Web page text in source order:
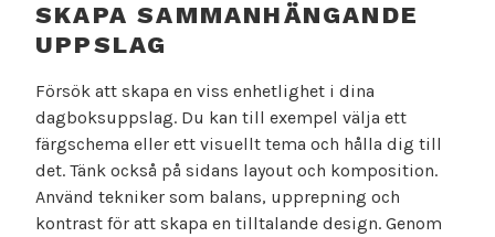
SKAPA SAMMANHÄNGANDE
UPPSLAG
Försök att skapa en viss enhetlighet i dina
dagboksuppslag. Du kan till exempel välja ett
färgschema eller ett visuellt tema och hålla dig till
det. Tänk också på sidans layout och komposition.
Använd tekniker som balans, upprepning och
kontrast för att skapa en tilltalande design. Genom